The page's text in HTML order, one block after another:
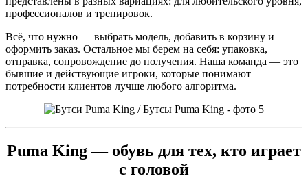
профессионалов и тренировок.
Всё, что нужно — выбрать модель, добавить в корзину и
оформить заказ. Остальное мы берем на себя: упаковка,
отправка, сопровождение до получения. Наша команда — это
бывшие и действующие игроки, которые понимают
потребности клиентов лучше любого алгоритма.
Puma King — обувь для тех, кто играет
с головой